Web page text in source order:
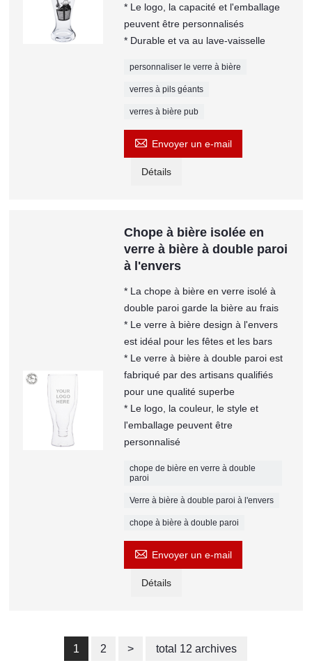
* Le logo, la capacité et l'emballage
peuvent être personnalisés
* Durable et va au lave-vaisselle
personnaliser le verre à bière
verres à pils géants
verres à bière pub
 Envoyer un e-mail
Détails
Chope à bière isolée en
verre à bière à double paroi
à l'envers
* La chope à bière en verre isolé à
double paroi garde la bière au frais
* Le verre à bière design à l'envers
est idéal pour les fêtes et les bars
* Le verre à bière à double paroi est
fabriqué par des artisans qualifiés
pour une qualité superbe
* Le logo, la couleur, le style et
l'emballage peuvent être
personnalisé
chope de bière en verre à double
paroi
Verre à bière à double paroi à l'envers
chope à bière à double paroi
 Envoyer un e-mail
Détails
1 2 > total 12 archives